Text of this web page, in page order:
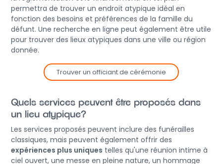
permettra de trouver un endroit atypique idéal en
fonction des besoins et préférences de la famille du
défunt. Une recherche en ligne peut également être utile
pour trouver des lieux atypiques dans une ville ou région
donnée.
Trouver un officiant de cérémonie
Quels services peuvent être proposés dans
un lieu atypique?
Les services proposés peuvent inclure des funérailles
classiques, mais peuvent également offrir des
expériences plus uniques telles qu'une réunion intime à
ciel ouvert, une messe en pleine nature, un hommage